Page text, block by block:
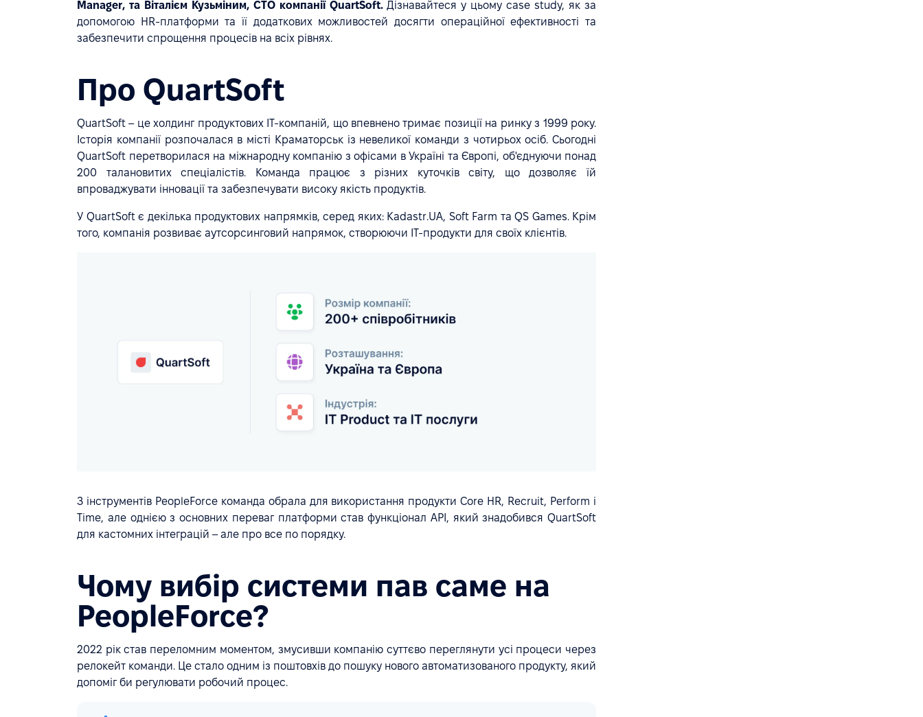
Manager, та Віталієм Кузьміним, СТО компанії QuartSoft.Дізнавайтеся у цьому case study, як за
допомогою HR-платформи та її додаткових можливостей досягти операційної ефективності та
забезпечити спрощення процесів на всіх рівнях.
Про QuartSoft
QuartSoft – це холдинг продуктових IT-компаній, що впевнено тримає позиції на ринку з 1999 року.
Історія компанії розпочалася в місті Краматорськ із невеликої команди з чотирьох осіб. Сьогодні
QuartSoft перетворилася на міжнародну компанію з офісами в Україні та Європі, об'єднуючи понад
200 талановитих спеціалістів. Команда працює з різних куточків світу, що дозволяє їй
впроваджувати інновації та забезпечувати високу якість продуктів.
У QuartSoft є декілька продуктових напрямків, серед яких: Kadastr.UA, Soft Farm та QS Games. Крім
того, компанія розвиває аутсорсинговий напрямок, створюючи IT-продукти для своїх клієнтів.
З інструментів PeopleForce команда обрала для використання продукти Core HR, Recruit, Perform і
Time, але однією з основних переваг платформи став функціонал API, який знадобився QuartSoft
для кастомних інтеграцій – але про все по порядку.
Чому вибір системи пав саме на
PeopleForce?
2022 рік став переломним моментом, змусивши компанію суттєво переглянути усі процеси через
релокейт команди. Це стало одним із поштовхів до пошуку нового автоматизованого продукту, який
допоміг би регулювати робочий процес.